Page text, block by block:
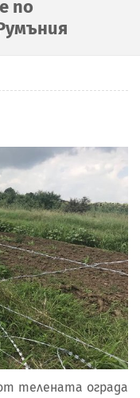
по
телената ограда